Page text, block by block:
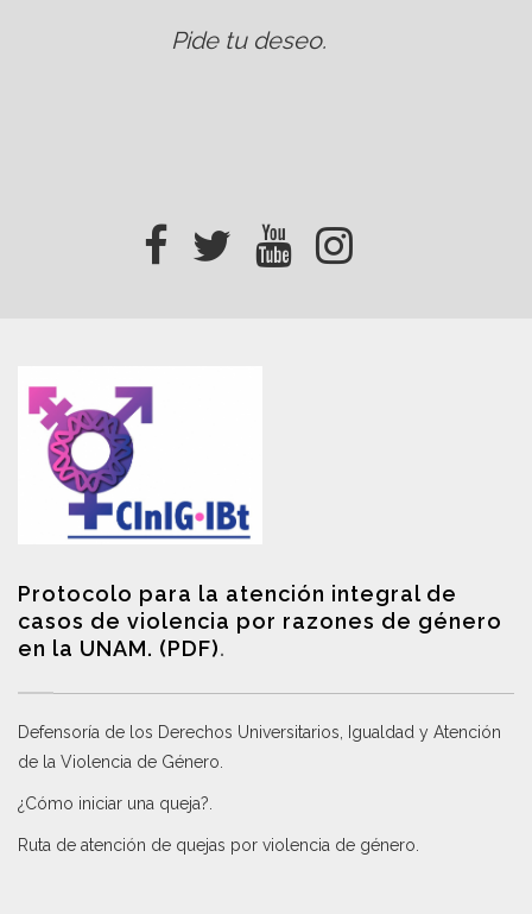
Pide tu deseo.
Protocolo para la atención integral de
casos de violencia por razones de género
en la UNAM. (PDF).
Defensoría de los Derechos Universitarios, Igualdad y Atención
de la Violencia de Género
¿Cómo iniciar una queja?
Ruta de atención de quejas por violencia de género